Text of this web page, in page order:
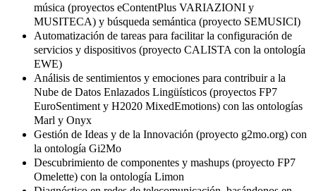
música (proyectos eContentPlus VARIAZIONI y
MUSITECA) y búsqueda semántica (proyecto SEMUSICI)
Automatización de tareas para facilitar la configuración de
servicios y dispositivos (proyecto CALISTA con la ontología
EWE)
Análisis de sentimientos y emociones para contribuir a la
Nube de Datos Enlazados Lingüísticos (proyectos FP7
EuroSentiment y H2020 MixedEmotions) con las ontologías
Marl y Onyx
Gestión de Ideas y de la Innovación (proyecto g2mo.org) con
la ontología Gi2Mo
Descubrimiento de componentes y mashups (proyecto FP7
Omelette) con la ontología Limon